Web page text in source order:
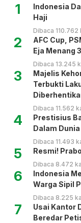
1
Indonesia
Haji
Dibaca 110.762
2
AFC Cup,
Eja Menang
Dibaca 13.245
3
Majelis
Terbukti
Dibaca 11.562
4
Prestisius
Dalam
Dibaca 11.493
5 Resmi!
Dibaca 8.472
6
Indonesia
Warga Sipil
Dibaca 8.225
7
Usai Kantor
Beredar